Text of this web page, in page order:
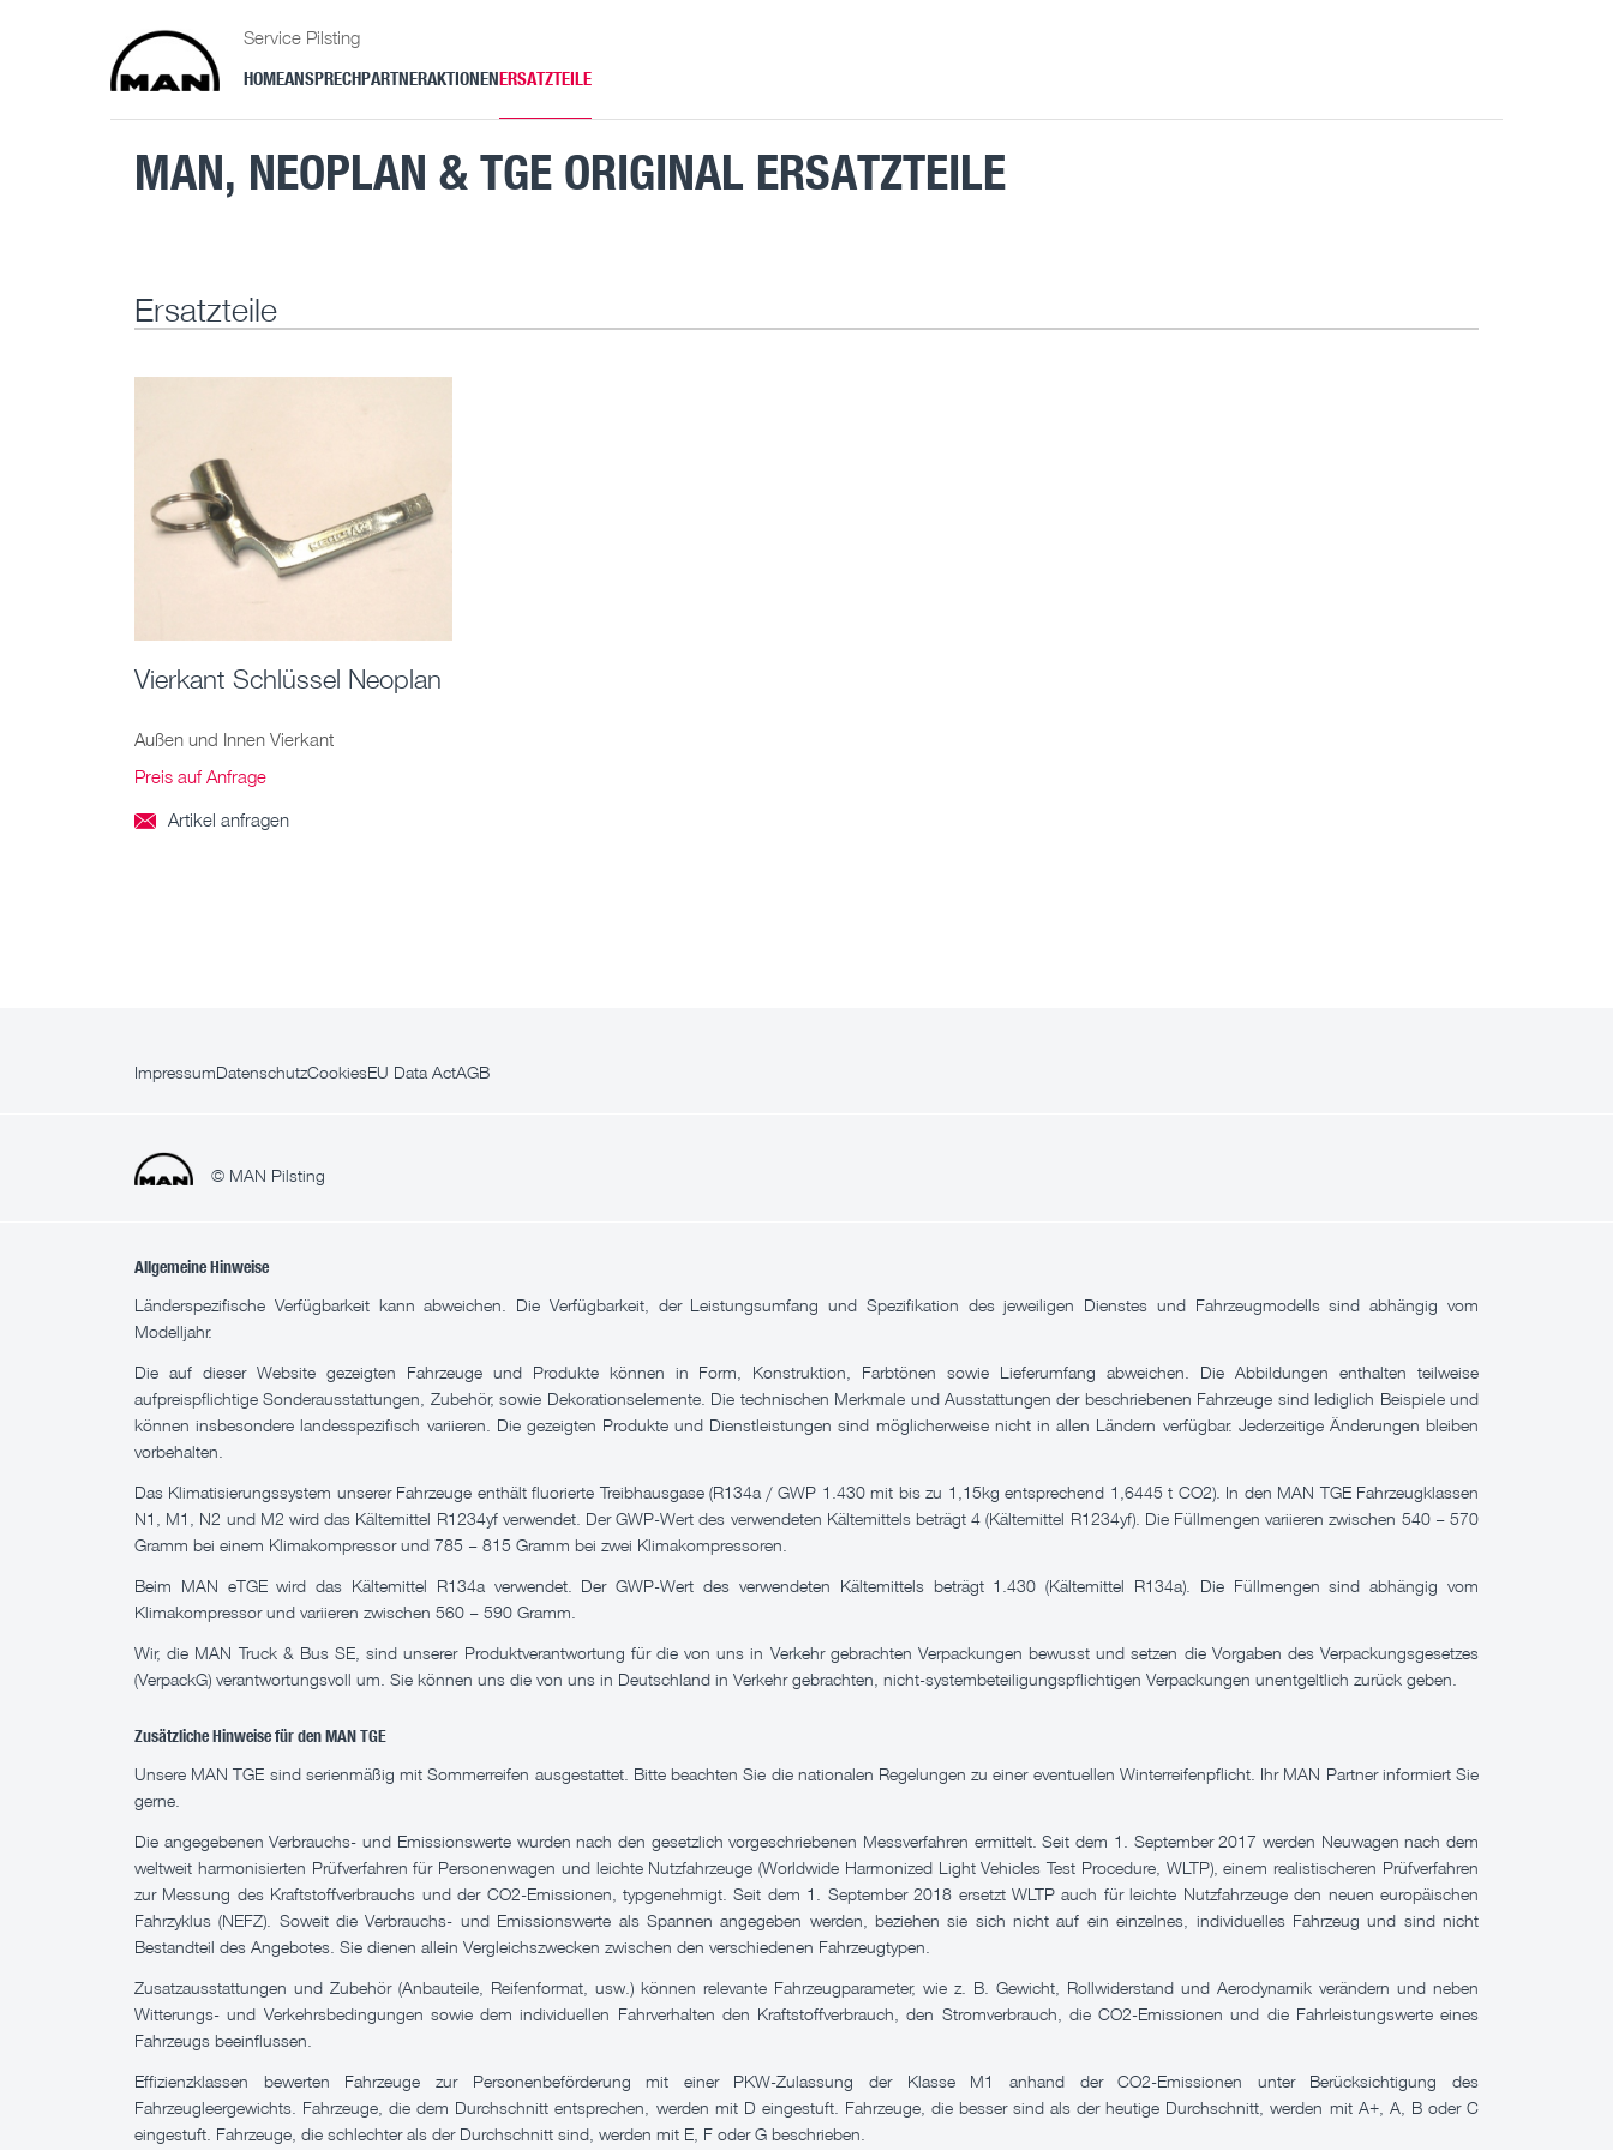
Service Pilsting
HOMEANSPRECHPARTNERAKTIONENERSATZTEILE
MAN, NEOPLAN & TGE ORIGINAL ERSATZTEILE
Ersatzteile
Vierkant Schlüssel Neoplan
Außen und Innen Vierkant
Preis auf Anfrage
 Artikel anfragen
ImpressumDatenschutzCookiesEU Data ActAGB
© MAN Pilsting
Allgemeine Hinweise
Länderspezifische Verfügbarkeit kann abweichen. Die Verfügbarkeit, der Leistungsumfang und Spezifikation des jeweiligen Dienstes und Fahrzeugmodells sind abhängig vom
Modelljahr.
Die auf dieser Website gezeigten Fahrzeuge und Produkte können in Form, Konstruktion, Farbtönen sowie Lieferumfang abweichen. Die Abbildungen enthalten teilweise
aufpreispflichtige Sonderausstattungen, Zubehör, sowie Dekorationselemente. Die technischen Merkmale und Ausstattungen der beschriebenen Fahrzeuge sind lediglich Beispiele und
können insbesondere landesspezifisch variieren. Die gezeigten Produkte und Dienstleistungen sind möglicherweise nicht in allen Ländern verfügbar. Jederzeitige Änderungen bleiben
vorbehalten.
Das Klimatisierungssystem unserer Fahrzeuge enthält fluorierte Treibhausgase (R134a / GWP 1.430 mit bis zu 1,15kg entsprechend 1,6445 t CO2). In den MAN TGE Fahrzeugklassen
N1, M1, N2 und M2 wird das Kältemittel R1234yf verwendet. Der GWP-Wert des verwendeten Kältemittels beträgt 4 (Kältemittel R1234yf). Die Füllmengen variieren zwischen 540 – 570
Gramm bei einem Klimakompressor und 785 – 815 Gramm bei zwei Klimakompressoren.
Beim MAN eTGE wird das Kältemittel R134a verwendet. Der GWP-Wert des verwendeten Kältemittels beträgt 1.430 (Kältemittel R134a). Die Füllmengen sind abhängig vom
Klimakompressor und variieren zwischen 560 – 590 Gramm.
Wir, die MAN Truck & Bus SE, sind unserer Produktverantwortung für die von uns in Verkehr gebrachten Verpackungen bewusst und setzen die Vorgaben des Verpackungsgesetzes
(VerpackG) verantwortungsvoll um. Sie können uns die von uns in Deutschland in Verkehr gebrachten, nicht-systembeteiligungspflichtigen Verpackungen unentgeltlich zurück geben.
Zusätzliche Hinweise für den MAN TGE
Unsere MAN TGE sind serienmäßig mit Sommerreifen ausgestattet. Bitte beachten Sie die nationalen Regelungen zu einer eventuellen Winterreifenpflicht. Ihr MAN Partner informiert Sie
gerne.
Die angegebenen Verbrauchs- und Emissionswerte wurden nach den gesetzlich vorgeschriebenen Messverfahren ermittelt. Seit dem 1. September 2017 werden Neuwagen nach dem
weltweit harmonisierten Prüfverfahren für Personenwagen und leichte Nutzfahrzeuge (Worldwide Harmonized Light Vehicles Test Procedure, WLTP), einem realistischeren Prüfverfahren
zur Messung des Kraftstoffverbrauchs und der CO2-Emissionen, typgenehmigt. Seit dem 1. September 2018 ersetzt WLTP auch für leichte Nutzfahrzeuge den neuen europäischen
Fahrzyklus (NEFZ). Soweit die Verbrauchs- und Emissionswerte als Spannen angegeben werden, beziehen sie sich nicht auf ein einzelnes, individuelles Fahrzeug und sind nicht
Bestandteil des Angebotes. Sie dienen allein Vergleichszwecken zwischen den verschiedenen Fahrzeugtypen.
Zusatzausstattungen und Zubehör (Anbauteile, Reifenformat, usw.) können relevante Fahrzeugparameter, wie z. B. Gewicht, Rollwiderstand und Aerodynamik verändern und neben
Witterungs- und Verkehrsbedingungen sowie dem individuellen Fahrverhalten den Kraftstoffverbrauch, den Stromverbrauch, die CO2-Emissionen und die Fahrleistungswerte eines
Fahrzeugs beeinflussen.
Effizienzklassen bewerten Fahrzeuge zur Personenbeförderung mit einer PKW-Zulassung der Klasse M1 anhand der CO2-Emissionen unter Berücksichtigung des
Fahrzeugleergewichts. Fahrzeuge, die dem Durchschnitt entsprechen, werden mit D eingestuft. Fahrzeuge, die besser sind als der heutige Durchschnitt, werden mit A+, A, B oder C
eingestuft. Fahrzeuge, die schlechter als der Durchschnitt sind, werden mit E, F oder G beschrieben.